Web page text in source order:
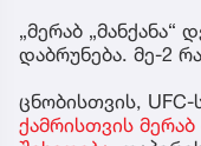
„მერაბ
დაბრუნება. მე-2
ცნობისთვის, UFC-
ქამრისთვის